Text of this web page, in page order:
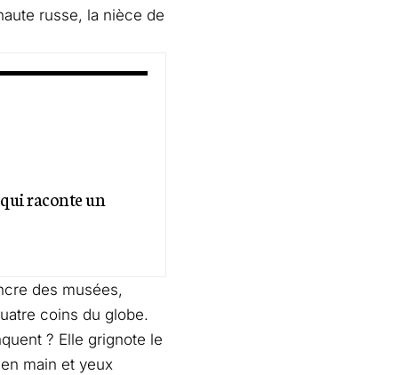
russe, la nièce de
raconte un
des musées,
coins du globe.
? Elle grignote le
main et yeux